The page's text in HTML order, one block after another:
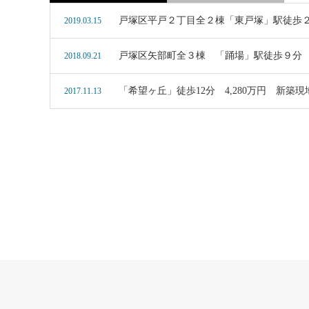
2019.03.15 戸塚区平戸２丁目全２棟「東戸塚」駅徒歩
2018.09.21 戸塚区矢部町全３棟 「踊場」駅徒歩９分
2017.11.13 「希望ヶ丘」徒歩12分 4,280万円 新築